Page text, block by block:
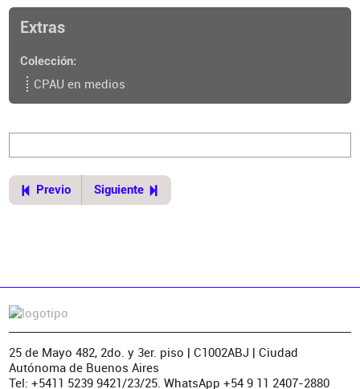
https://www.infobae.com/economia/2021/05/01/el-
microcentro-vacio-y-desolado-cuales-son-los-
Extras
Colección
CPAU en medios
Previo Siguiente
25 de Mayo 482, 2do. y 3er. piso | C1002ABJ | Ciudad
Autónoma de Buenos Aires
Tel: +5411 5239 9421/23/25. WhatsApp +54 9 11 2407-2880